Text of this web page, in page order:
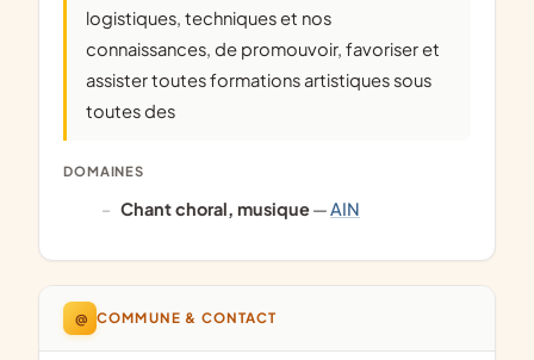
logistiques, techniques et nos
connaissances, de promouvoir, favoriser et
assister toutes formations artistiques sous
toutes des
DOMAINES
chant choral, musique—AIN
@ COMMUNE & CONTACT